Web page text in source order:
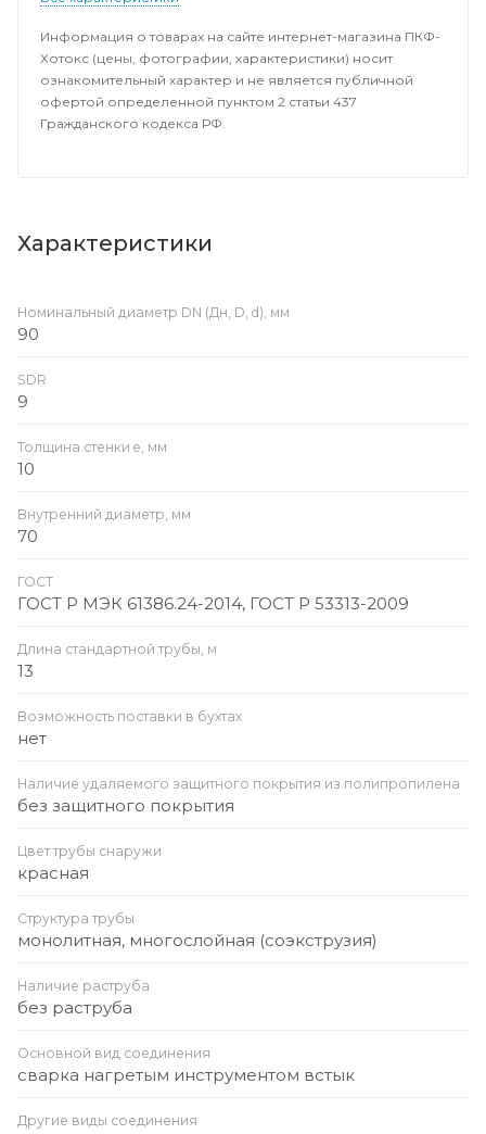
Информация о товарах на сайте интернет-магазина ПКФ-
Хотокс (цены, фотографии, характеристики) носит
ознакомительный характер и не является публичной
офертой определенной пунктом 2 статьи 437
Гражданского кодекса РФ.
Характеристики
Номинальный диаметр DN (Дн, D, d), мм
90
SDR
9
Толщина стенки e, мм
10
Внутренний диаметр, мм
70
ГОСТ
ГОСТ Р МЭК 61386.24-2014, ГОСТ Р 53313-2009
Длина стандартной трубы, м
13
Возможность поставки в бухтах
нет
Наличие удаляемого защитного покрытия из полипропилена
без защитного покрытия
Цвет трубы снаружи
красная
Структура трубы
монолитная, многослойная (соэкструзия)
Наличие раструба
без раструба
Основной вид соединения
сварка нагретым инструментом встык
Другие виды соединения